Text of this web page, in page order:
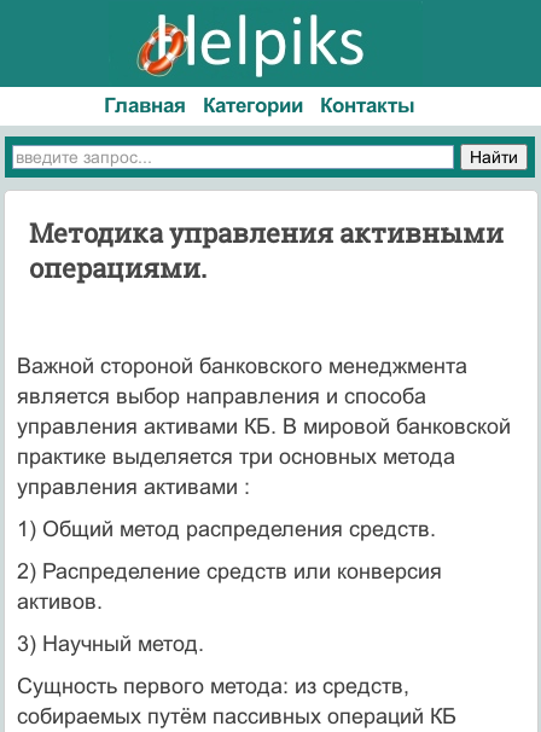
Главная Категории Контакты
Методика управления активными
операциями.
Важной стороной банковского менеджмента
является выбор направления и способа
управления активами КБ. В мировой банковской
практике выделяется три основных метода
управления активами :
1) Общий метод распределения средств.
2) Распределение средств или конверсия
активов.
3) Научный метод.
Сущность первого метода: из средств,
собираемых путём пассивных операций КБ